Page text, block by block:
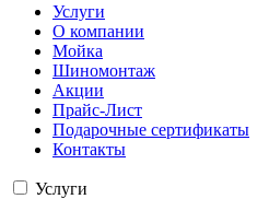
Услуги
О компании
Мойка
Шиномонтаж
Акции
Прайс-Лист
Подарочные сертификаты
Контакты
Услуги